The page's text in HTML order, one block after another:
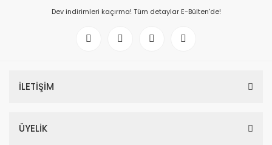
Dev indirimleri kaçırma! Tüm detaylar E-Bülten'de!
İLETİŞİM
ÜYELİK